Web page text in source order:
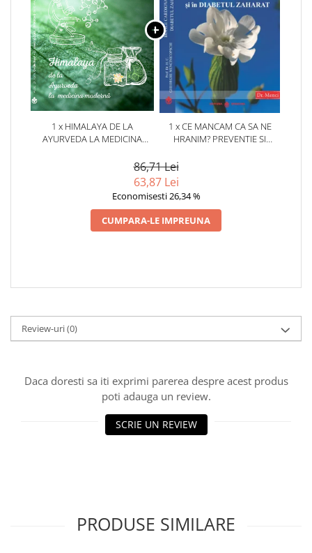
1 x HIMALAYA DE LA
AYURVEDA LA MEDICINA
1 x CE MANCAM CA SA NE
HRANIM? PREVENTIE SI
CARDIOVASCULARE SI IN
86,71 Lei
63,87 Lei
Economisesti 26,34 %
CUMPARA-LE IMPREUNA
Review-uri(0)
Daca doresti sa iti exprimi parerea despre acest produs
poti adauga un review.
SCRIE UN REVIEW
PRODUSE SIMILARE